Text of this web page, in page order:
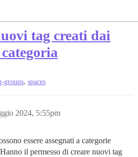
tag creati dai
groups, spaces
2024, 5:55pm
essere assegnati a categorie
il permesso di creare nuovi tag